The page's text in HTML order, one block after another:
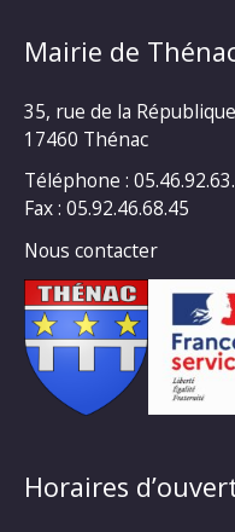
Mairie de
35, rue de la République
17460 Thénac
Téléphone :
Fax : 05.92.46.68.45
Nous contacter
Horaires